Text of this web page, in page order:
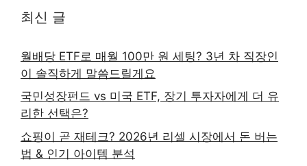
최신 글
월배당 ETF로 매월 100만 원 세팅? 3년 차 직장인
이 솔직하게 말씀드릴게요
국민성장펀드 vs 미국 ETF, 장기 투자자에게 더 유
리한 선택은?
쇼핑이 곧 재테크? 2026년 리셀 시장에서 돈 버는
법 & 인기 아이템 분석